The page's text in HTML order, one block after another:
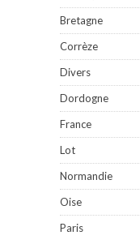
Bretagne
Corrèze
Divers
Dordogne
France
Lot
Normandie
Oise
Paris